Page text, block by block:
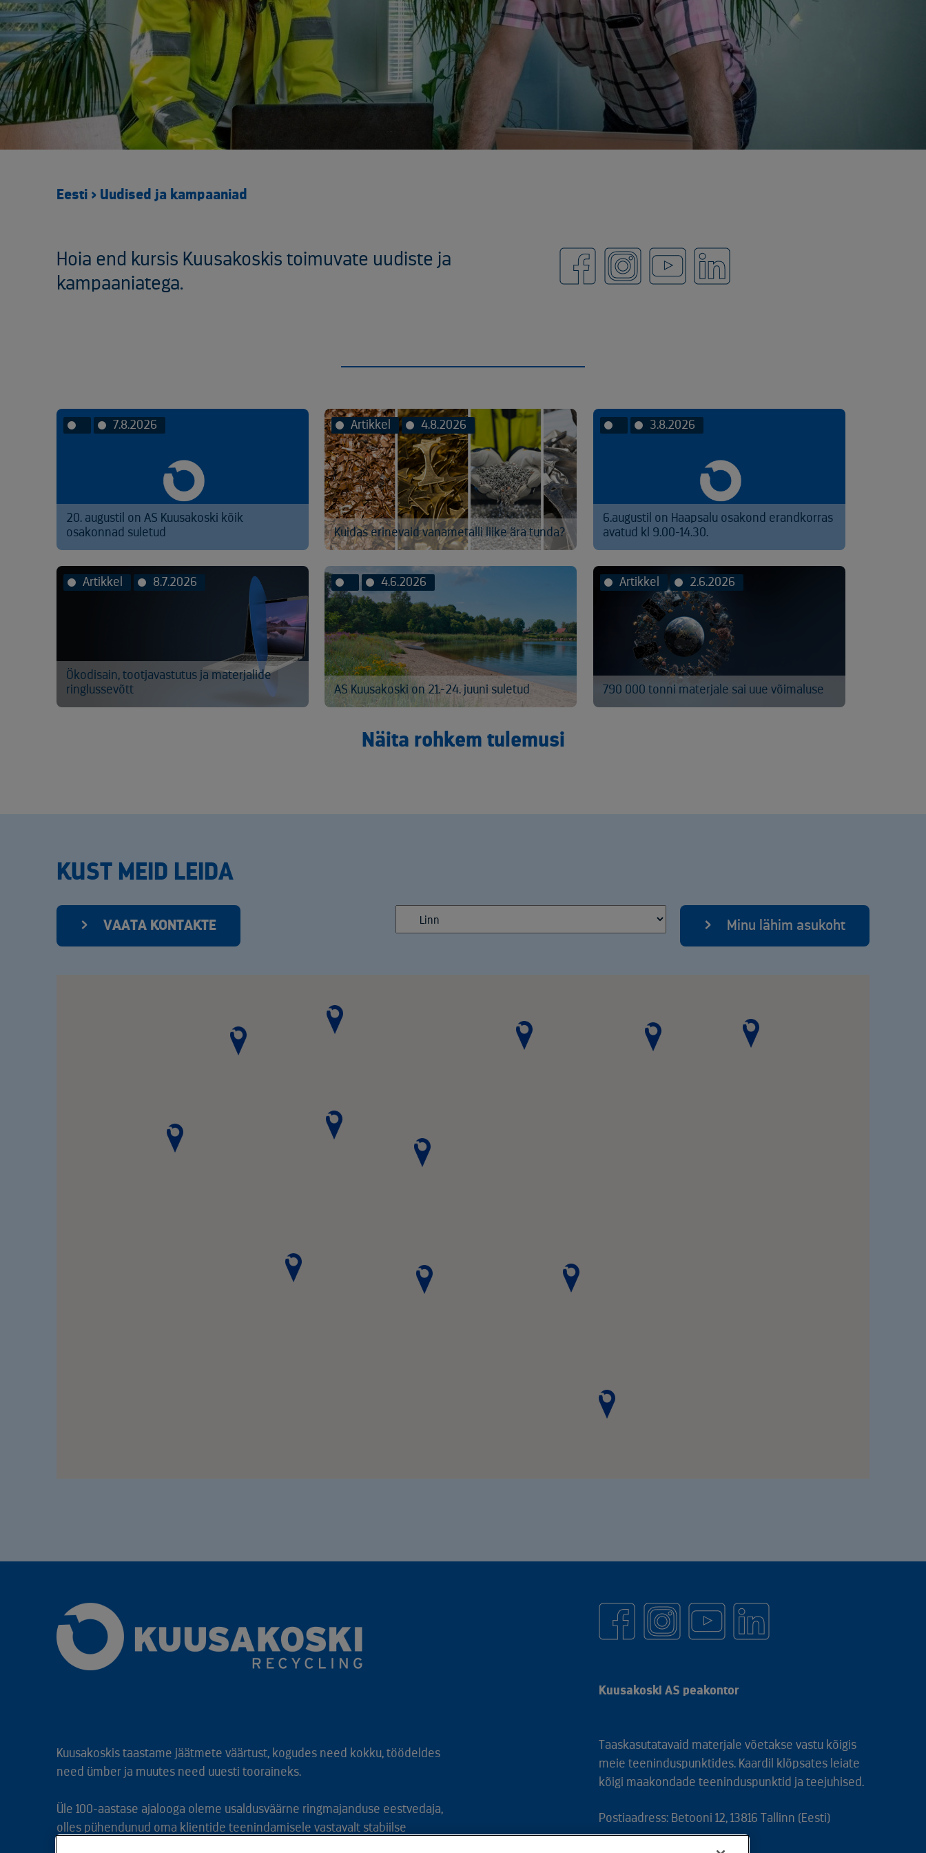
Eesti > Uudised ja kampaaniad
Hoia end kursis Kuusakoskis toimuvate uudiste ja
kampaaniatega.
7.8.2026
20. augustil on AS Kuusakoski kõik
osakonnad suletud
Artikkel 4.8.2026
Kuidas erinevaid vanametalli liike ära tunda?
3.8.2026
6.augustil on Haapsalu osakond erandkorras
avatud kl 9.00-14.30.
Artikkel 8.7.2026
Ökodisain, tootjavastutus ja materjalide
ringlussevõtt
4.6.2026
AS Kuusakoski on 21.-24. juuni suletud
Artikkel 2.6.2026
790 000 tonni materjale sai uue võimaluse
Näita rohkem tulemusi
KUST MEID LEIDA
VAATA KONTAKTE Minu lähim asukoht
Kuusakoskis taastame jäätmete väärtust, kogudes need kokku, töödeldes
need ümber ja muutes need uuesti tooraineks.
Üle 100-aastase ajalooga oleme usaldusväärne ringmajanduse eestvedaja,
olles pühendunud oma klientide teenindamisele vastavalt stabiilse
Kuusakoski AS peakontor
Taaskasutatavaid materjale võetakse vastu kõigis
meie teeninduspunktides. Kaardil klõpsates leiate
kõigi maakondade teeninduspunktid ja teejuhised.
Postiaadress: Betooni 12, 13816 Tallinn (Eesti)